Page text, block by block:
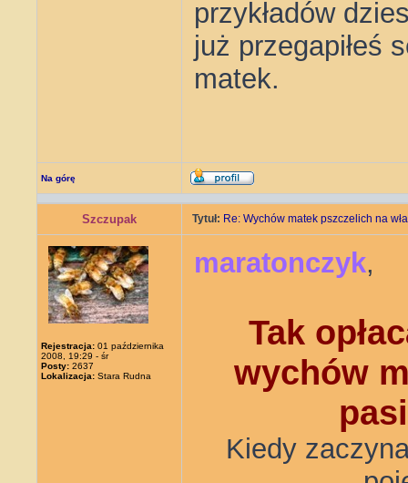
przykładów
już przegapiłeś
matek.
Na górę
Szczupak Tytuł: Re: Wychów matek pszczelich na
Rejestracja: 01 października
2008, 19:29 - śr
Posty: 2637
Lokalizacja: Stara Rudna
maratonczyk,
Tak
wychów
Kiedy